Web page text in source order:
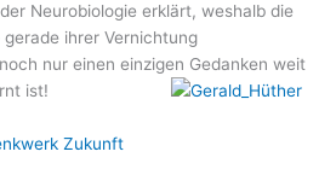
Neurobiologie erklärt, weshalb die
ihrer Vernichtung
nur einen einzigen Gedanken weit
ist!
Zukunft